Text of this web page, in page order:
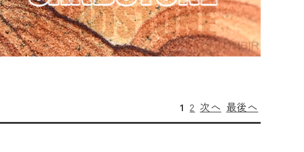
1 2 次へ 最後へ